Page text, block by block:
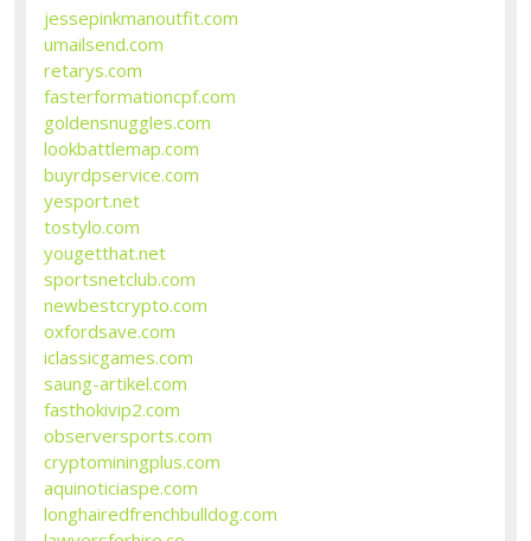
jessepinkmanoutfit.com
umailsend.com
retarys.com
fasterformationcpf.com
goldensnuggles.com
lookbattlemap.com
buyrdpservice.com
yesport.net
tostylo.com
yougetthat.net
sportsnetclub.com
newbestcrypto.com
oxfordsave.com
iclassicgames.com
saung-artikel.com
fasthokivip2.com
observersports.com
cryptominingplus.com
aquinoticiaspe.com
longhairedfrenchbulldog.com